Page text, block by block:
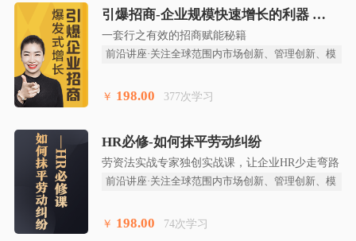
引爆招商-企业规模快速增长的利器
一套行之有效的招商赋能秘籍
前沿讲座·关注全球范围内市场创新、管理创新、模
￥ 198.00 377次学习
HR必修-如何抹平劳动纠纷
劳资法实战专家独创实战课，让企业HR少走弯路
前沿讲座·关注全球范围内市场创新、管理创新、模
￥ 198.00 74次学习